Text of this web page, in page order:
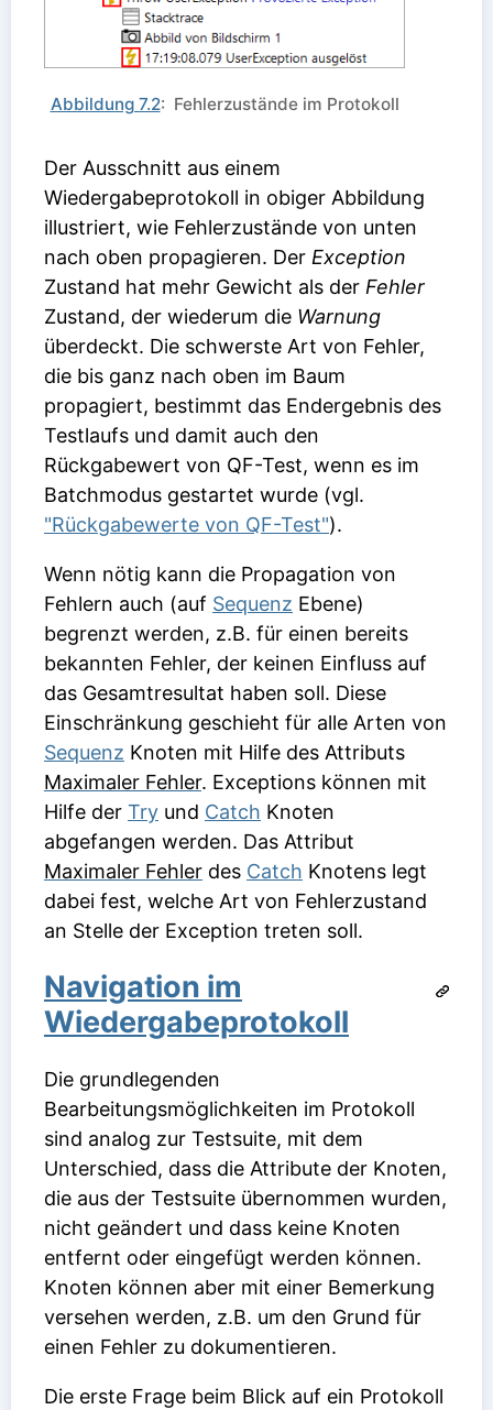
Abbildung 7.2: Fehlerzustände im Protokoll
Der Ausschnitt aus einem
Wiedergabeprotokoll in obiger Abbildung
illustriert, wie Fehlerzustände von unten
nach oben propagieren. Der Exception
Zustand hat mehr Gewicht als der Fehler
Zustand, der wiederum die Warnung
überdeckt. Die schwerste Art von Fehler,
die bis ganz nach oben im Baum
propagiert, bestimmt das Endergebnis des
Testlaufs und damit auch den
Rückgabewert von QF-Test, wenn es im
Batchmodus gestartet wurde (vgl.
"Rückgabewerte von QF-Test").
Wenn nötig kann die Propagation von
Fehlern auch (auf Sequenz Ebene)
begrenzt werden, z.B. für einen bereits
bekannten Fehler, der keinen Einfluss auf
das Gesamtresultat haben soll. Diese
Einschränkung geschieht für alle Arten von
Sequenz Knoten mit Hilfe des Attributs
Maximaler Fehler. Exceptions können mit
Hilfe der Try und Catch Knoten
abgefangen werden. Das Attribut
Maximaler Fehler des Catch Knotens legt
dabei fest, welche Art von Fehlerzustand
an Stelle der Exception treten soll.
Navigation im
Wiedergabeprotokoll
Die grundlegenden
Bearbeitungsmöglichkeiten im Protokoll
sind analog zur Testsuite, mit dem
Unterschied, dass die Attribute der Knoten,
die aus der Testsuite übernommen wurden,
nicht geändert und dass keine Knoten
entfernt oder eingefügt werden können.
Knoten können aber mit einer Bemerkung
versehen werden, z.B. um den Grund für
einen Fehler zu dokumentieren.
Die erste Frage beim Blick auf ein Protokoll